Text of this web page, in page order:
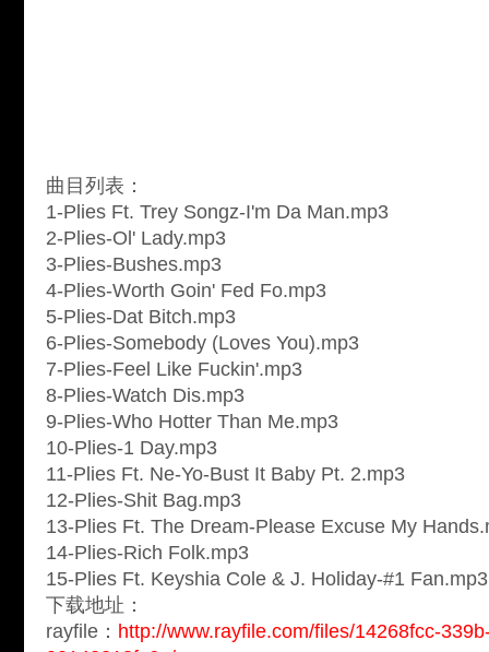
曲目列表：
1-Plies Ft. Trey Songz-I'm Da Man.mp3
2-Plies-Ol' Lady.mp3
3-Plies-Bushes.mp3
4-Plies-Worth Goin' Fed Fo.mp3
5-Plies-Dat Bitch.mp3
6-Plies-Somebody (Loves You).mp3
7-Plies-Feel Like Fuckin'.mp3
8-Plies-Watch Dis.mp3
9-Plies-Who Hotter Than Me.mp3
10-Plies-1 Day.mp3
11-Plies Ft. Ne-Yo-Bust It Baby Pt. 2.mp3
12-Plies-Shit Bag.mp3
13-Plies Ft. The Dream-Please Excuse My
14-Plies-Rich Folk.mp3
15-Plies Ft. Keyshia Cole & J. Holiday-#1 Fan.mp3
下载地址：
rayfile： http://www.rayfile.com/files/14268fcc-